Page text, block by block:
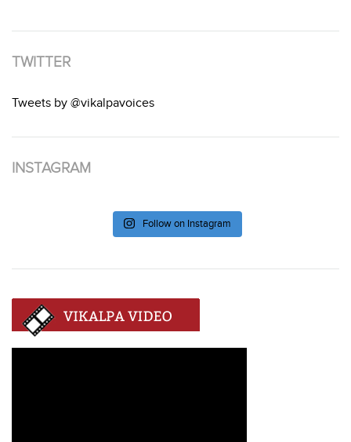
TWITTER
Tweets by @vikalpavoices
INSTAGRAM
Follow on Instagram